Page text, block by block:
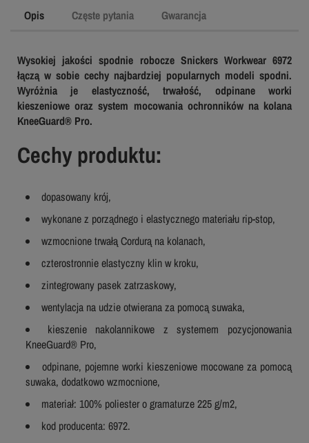
Opis Częste pytania Gwarancja
Wysokiej jakości spodnie robocze Snickers Workwear 6972
łączą w sobie cechy najbardziej popularnych modeli spodni.
Wyróżnia je elastyczność, trwałość, odpinane worki
kieszeniowe oraz system mocowania ochronników na kolana
KneeGuard® Pro.
Cechy produktu:
dopasowany krój,
wykonane z porządnego i elastycznego materiału rip-stop,
wzmocnione trwałą Cordurą na kolanach,
czterostronnie elastyczny klin w kroku,
zintegrowany pasek zatrzaskowy,
wentylacja na udzie otwierana za pomocą suwaka,
kieszenie nakolannikowe z systemem pozycjonowania
KneeGuard® Pro,
odpinane, pojemne worki kieszeniowe mocowane za pomocą
suwaka, dodatkowo wzmocnione,
materiał: 100% poliester o gramaturze 225 g/m2,
kod producenta: 6972.